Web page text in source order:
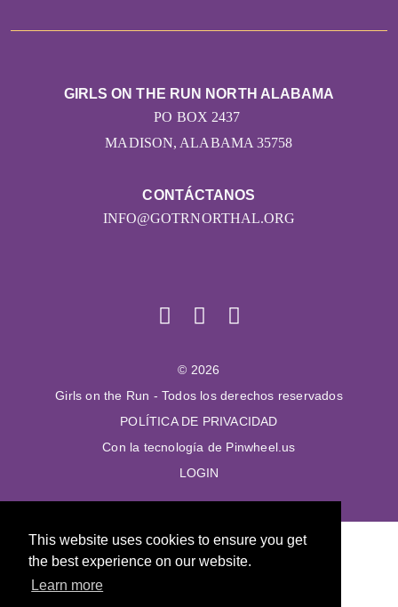
This website uses cookies to ensure you get
the best experience on our website.
Learn more
CONTÁCTANOS
INFO@GOTRNORTHAL.ORG
GIRLS ON THE RUN NORTH ALABAMA
PO BOX 2437
MADISON, ALABAMA 35758
© 2026
Girls on the Run - Todos los derechos reservados
POLÍTICA DE PRIVACIDAD
Con la tecnología de Pinwheel.us
LOGIN